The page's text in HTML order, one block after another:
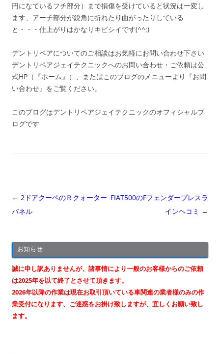
円になているフチ部分）まで損傷を受けていると状況は一変し
ます、アーチ部分が鋭角に折れたり曲がったりしている
と・・・仕上がりはかなりキビシイです(^^;)
デントリペアについてのご相談はお気軽にお問い合わせ下さい
デントリペアジェイテクニックへのお問い合わせ・ご依頼は公
式HP（『ホーム』）、またはこのブログのメニューより『お問
い合わせ』をご覧ください。
このブログはデントリペアジェイテクニックのオフィシャルブ
ログです
投
稿
ゲ
ー
シ
ョ
ン
← 2ドアクーペのＲクォーター
パネル
FIAT500のFフェンダープレスラ
インヘコミ →
お知らせ
誠に申し訳ありませんが、諸事情により一般のお客様からのご依頼
は2025年を以て終了とさせて頂きます。
2026年以降の作業は現在お取引頂いている車関連の業者様のみの作
業受付になります、ご迷惑をお掛け致しますが、宜しくお願い致し
ます。